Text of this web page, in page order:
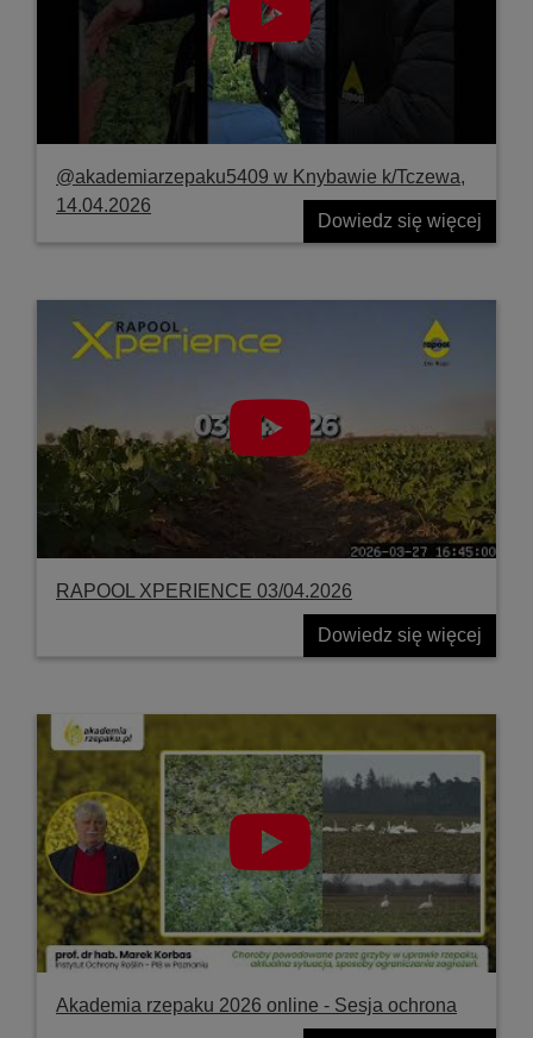
@akademiarzepaku5409 w Knybawie k/Tczewa,
14.04.2026
Dowiedz się więcej
RAPOOL XPERIENCE 03/04.2026
Dowiedz się więcej
Akademia rzepaku 2026 online - Sesja ochrona